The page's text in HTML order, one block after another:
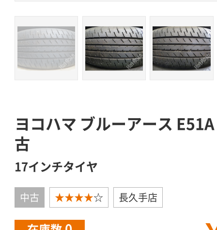
ヨコハマ ブルーアース
古
17インチタイヤ
中古 ★★★★☆ 長久手店